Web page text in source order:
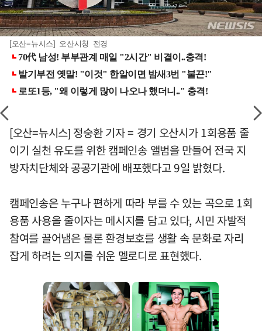
[오산=뉴시스] 오산시청 전경
[오산=뉴시스] 정숭환 기자 = 경기 오산시가 1회용품 줄
이기 실천 유도를 위한 캠페인송 앨범을 만들어 전국 지
방자치단체와 공공기관에 배포했다고 9일 밝혔다.
캠페인송은 누구나 편하게 따라 부를 수 있는 곡으로 1회
용품 사용을 줄이자는 메시지를 담고 있다, 시민 자발적
참여를 끌어냄은 물론 환경보호를 생활 속 문화로 자리
잡게 하려는 의지를 쉬운 멜로디로 표현했다.